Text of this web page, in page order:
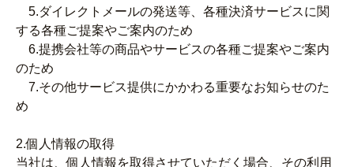
5.ダイレクトメールの発送等、各種決済サービスに関
する各種ご提案やご案内のため
6.提携会社等の商品やサービスの各種ご提案やご案内
のため
7.その他サービス提供にかかわる重要なお知らせのた
め
2.個人情報の取得
当社は、個人情報を取得させていただく場合、その利用